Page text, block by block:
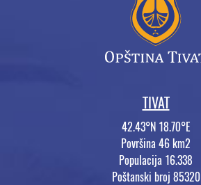
TIVAT
42.43°N 18.70°E
Površina 46 km2
Populacija 16.338
Poštanski broj 85320